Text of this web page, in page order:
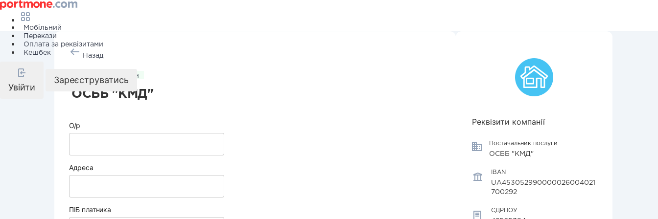
Мобільний
Перекази
Оплата за реквізитами
Кешбек
Увійти
Зареєструватись
Назад
Комунальні послуги
ОСББ "КМД"
О/р
Адреса
ПІБ платника
Реквізити компанії
Постачальник послуги
ОСББ "КМД"
IBAN
UA453052990000026004021
700292
ЄДРПОУ